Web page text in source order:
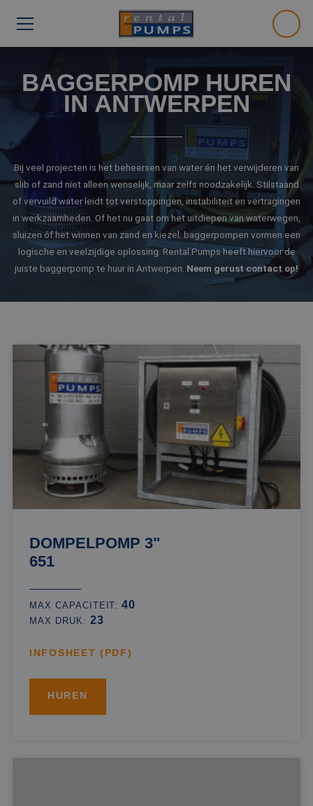
BAGGERPOMP HUREN
IN ANTWERPEN
Bij veel projecten is het beheersen van water én het verwijderen van
slib of zand niet alleen wenselijk, maar zelfs noodzakelijk. Stilstaand
of vervuild water leidt tot verstoppingen, instabiliteit en vertragingen
in werkzaamheden. Of het nu gaat om het uitdiepen van waterwegen,
sluizen óf het winnen van zand en kiezel: baggerpompen vormen een
logische en veelzijdige oplossing. Rental Pumps heeft hiervoor de
juiste baggerpomp te huur in Antwerpen. Neem gerust contact op!
DOMPELPOMP 3"
651
MAX CAPACITEIT:40
MAX DRUK: 23
INFOSHEET (PDF)
HUREN